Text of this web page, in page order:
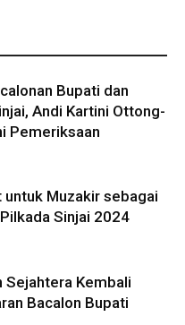
Bupati dan
Andi Kartini Ottong-
Pemeriksaan
untuk Muzakir sebagai
Sinjai 2024
Sejahtera Kembali
Bacalon Bupati